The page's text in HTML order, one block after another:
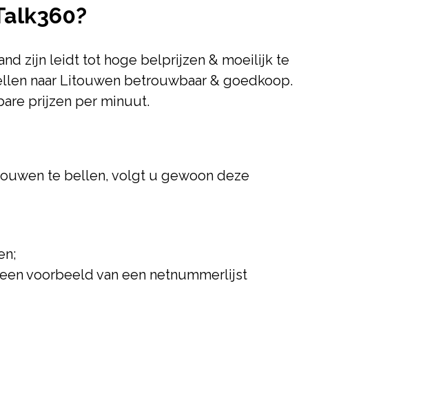
zijn leidt tot hoge belprijzen & moeilijk te
naar Litouwen betrouwbaar & goedkoop.
prijzen per minuut.
te bellen, volgt u gewoon deze
voorbeeld van een netnummerlijst